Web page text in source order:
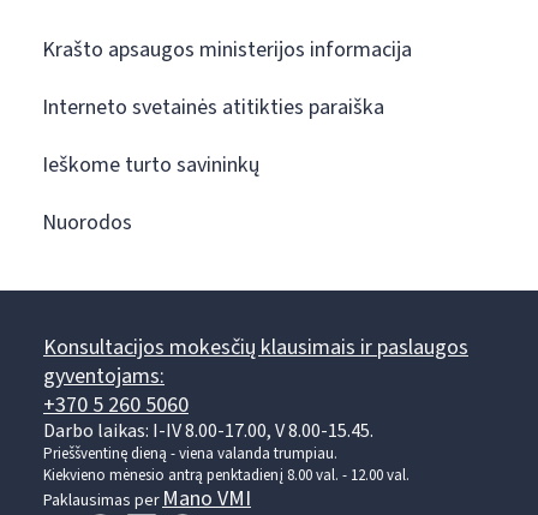
Krašto apsaugos ministerijos informacija
Interneto svetainės atitikties paraiška
Ieškome turto savininkų
Nuorodos
Konsultacijos mokesčių klausimais ir paslaugos
gyventojams:
+370 5 260 5060
Darbo laikas: I-IV 8.00-17.00, V 8.00-15.45.
Prieššventinę dieną - viena valanda trumpiau.
Kiekvieno mėnesio antrą penktadienį 8.00 val. - 12.00 val.
Paklausimas per Mano VMI